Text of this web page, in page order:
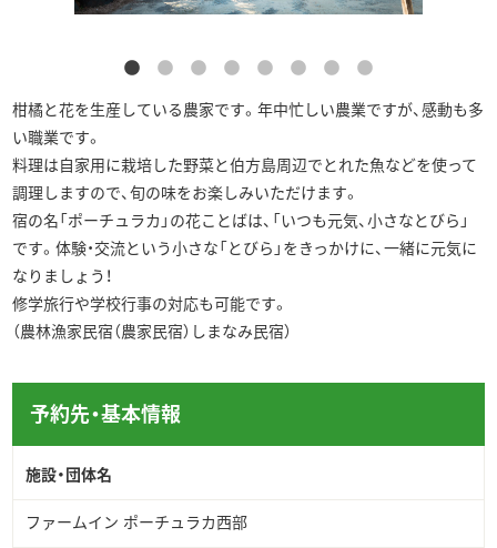
柑橘と花を生産している農家です。年中忙しい農業ですが、感動も多
い職業です。
料理は自家用に栽培した野菜と伯方島周辺でとれた魚などを使って
調理しますので、旬の味をお楽しみいただけます。
宿の名「ポーチュラカ」の花ことばは、「いつも元気、小さなとびら」
です。体験・交流という小さな「とびら」をきっかけに、一緒に元気に
なりましょう！
修学旅行や学校行事の対応も可能です。
（農林漁家民宿（農家民宿）しまなみ民宿）
予約先・基本情報
施設・団体名
ファームイン ポーチュラカ西部